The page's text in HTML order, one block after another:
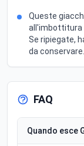
Queste
all'imbottitura
Se ripiegate,
da conservare.
FAQ
Quando esce